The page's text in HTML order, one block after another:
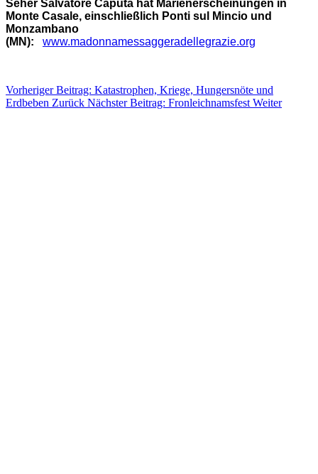
Seher Salvatore Caputa hat Marienerscheinungen in
Monte Casale, einschließlich Ponti sul Mincio und
Monzambano
(MN): www.madonnamessaggeradellegrazie.org
Vorheriger Beitrag: Katastrophen, Kriege, Hungersnöte und
Erdbeben Zurück Nächster Beitrag: FronleichnamsfestWeiter